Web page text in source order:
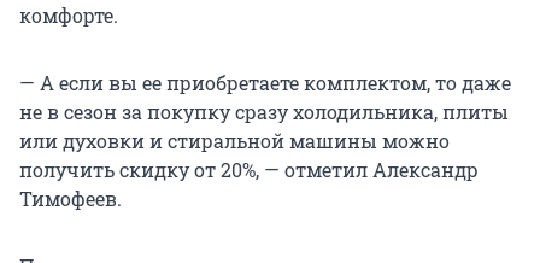
комфорте.
— А если вы ее приобретаете комплектом, то даже
не в сезон за покупку сразу холодильника, плиты
или духовки и стиральной машины можно
получить скидку от 20%, — отметил Александр
Тимофеев.